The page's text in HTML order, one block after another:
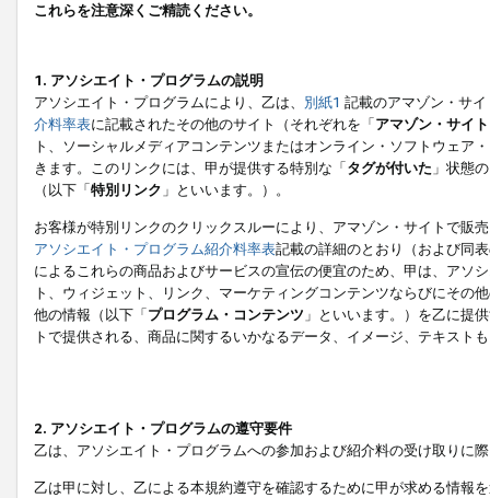
これらを注意深くご精読ください。
1. アソシエイト・プログラムの説明
アソシエイト・プログラムにより、乙は、 別紙1 記載のアマゾン・サ
介料率表に記載されたその他のサイト（それぞれを「アマゾン・サイト
ト、ソーシャルメディアコンテンツまたはオンライン・ソフトウェア
きます。このリンクには、甲が提供する特別な「タグが付いた 」状態
（以下「特別リンク 」といいます。）。
お客様が特別リンクのクリックスルーにより、アマゾン・サイトで販
アソシエイト・プログラム紹介料率表記載の詳細のとおり（および同
によるこれらの商品およびサービスの宣伝の便宜のため、甲は、アソ
ト、ウィジェット、リンク、マーケティングコンテンツならびにその
他の情報（以下「プログラム・コンテンツ 」といいます。）を乙に提
トで提供される、商品に関するいかなるデータ、イメージ、テキス
2. アソシエイト・プログラムの遵守要件
乙は、アソシエイト・プログラムへの参加および紹介料の受け取りに
乙は甲に対し、乙による本規約遵守を確認するために甲が求める情報